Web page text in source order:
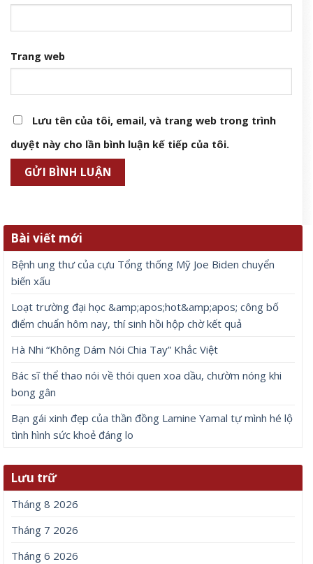
Trang web
Lưu tên của tôi, email, và trang web trong trình
duyệt này cho lần bình luận kế tiếp của tôi.
Bài viết mới
Bệnh ung thư của cựu Tổng thống Mỹ Joe Biden chuyển
biến xấu
Loạt trường đại học &amp;apos;hot&amp;apos; công bố
điểm chuẩn hôm nay, thí sinh hồi hộp chờ kết quả
Hà Nhi “Không Dám Nói Chia Tay” Khắc Việt
Bác sĩ thể thao nói về thói quen xoa dầu, chườm nóng khi
bong gân
Bạn gái xinh đẹp của thần đồng Lamine Yamal tự mình hé lộ
tình hình sức khoẻ đáng lo
Lưu trữ
Tháng 8 2026
Tháng 7 2026
Tháng 6 2026